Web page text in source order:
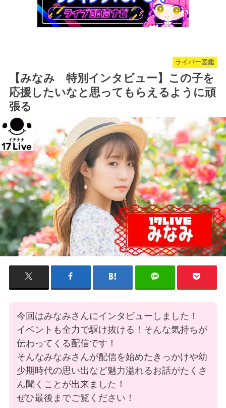
ライバー図鑑
【みなみ 特別インタビュー】この子を
応援したいなと思ってもらえるように頑
張る
今回はみなみさんにインタビューしました！
イベントも全力で駆け抜ける！そんな気持ちが
伝わってくる配信です！
そんなみなみさんが配信を始めたきっかけや幼
少期時代の思い出など魅力溢れるお話がたくさ
ん聞くことが出来ました！
ぜひ最後までご覧ください！